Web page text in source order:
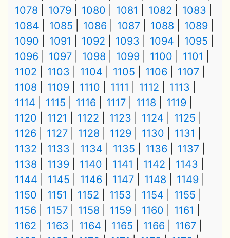
1078
1079 1080 1081 1082
1083
1084
1085 1086 1087 1088
1089
1090
1091 1092 1093 1094
1095
1096
1097 1098 1099 1100
1101
1102
1103 1104 1105 1106
1107
1108
1109 1110 1111 1112
1113
1114
1115 1116 1117 1118
1119
1120
1121 1122 1123 1124
1125
1126
1127 1128 1129 1130
1131
1132
1133 1134 1135 1136
1137
1138
1139 1140 1141 1142
1143
1144
1145 1146 1147 1148
1149
1150
1151 1152 1153 1154
1155
1156
1157 1158 1159 1160
1161
1162
1163 1164 1165 1166
1167